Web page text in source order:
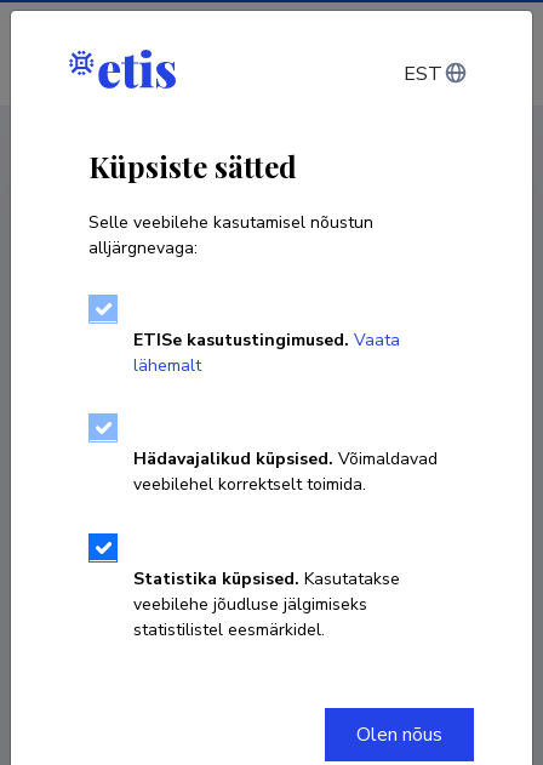
Sisene
Sünniaeg 21. veebruar 1947
KOPEERI LINK
EST
Küpsiste sätted
Selle veebilehe kasutamisel nõustun
alljärgnevaga:
ETISe kasutustingimused. Vaata
lähemalt
Hädavajalikud küpsised. Võimaldavad
veebilehel korrektselt toimida.
Statistika küpsised. Kasutatakse
veebilehe jõudluse jälgimiseks
statistilistel eesmärkidel.
Olen nõus